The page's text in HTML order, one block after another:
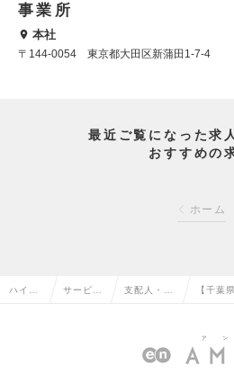
事業所
本社
〒144-0054 東京都大田区新蒲田1-7-4
最近ご覧になった求
おすすめの
ホーム
ハイク サービ 支配人・ホ
トの転職
【千葉
ル業未